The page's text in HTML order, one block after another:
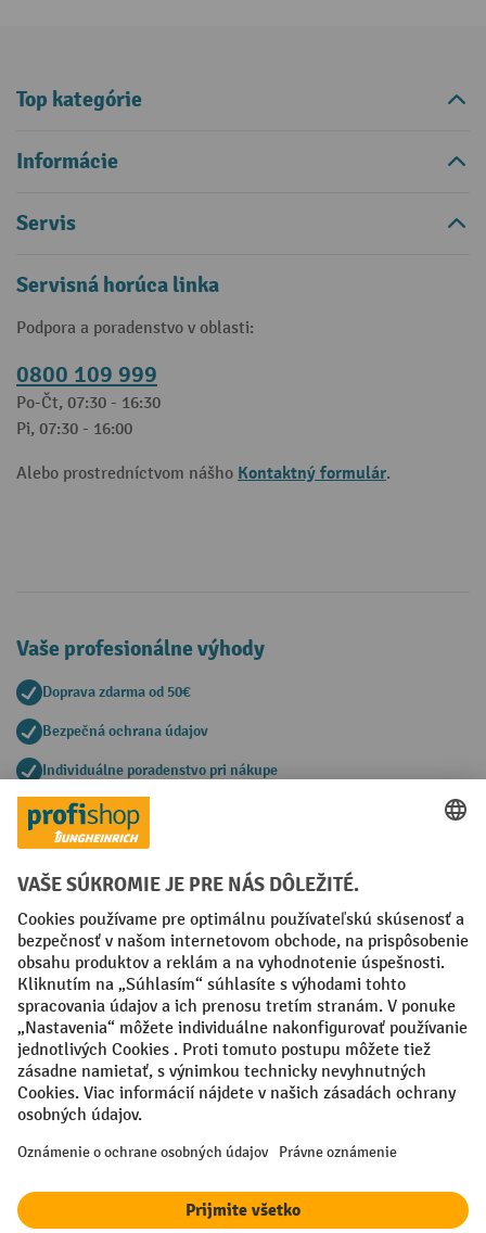
Top kategórie
Informácie
Servis
Servisná horúca linka
Podpora a poradenstvo v oblasti:
0800 109 999
Po-Čt, 07:30 - 16:30
Pi, 07:30 - 16:00
Alebo prostredníctvom nášho Kontaktný formulár.
Vaše profesionálne výhody
Doprava zdarma od 50€
Bezpečná ochrana údajov
Individuálne poradenstvo pri nákupe
Spôsoby platby
Faktúra Predplatba
Sociálne siete
Facebook
YouTube
LinkedIn
Nastavenia ochrany osobných údajov
All prices excl. VAT plus shipping costsand possible delivery charges,